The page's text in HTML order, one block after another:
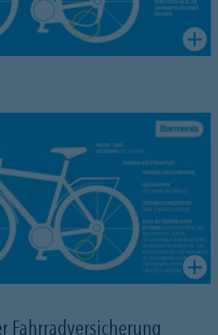
Fahrradversicherung